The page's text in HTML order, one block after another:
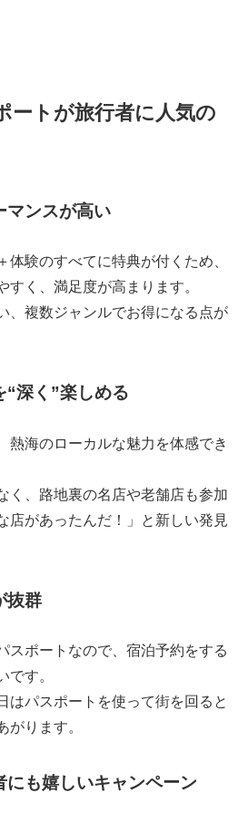
ートが旅行者に人気の
マンスが高い
体験のすべてに特典が付くため、
すく、満足度が高まります。
、複数ジャンルでお得になる点が
“深く”楽しめる
熱海のローカルな魅力を体感でき
く、路地裏の名店や老舗店も参加
店があったんだ！」と新しい発見
抜群
スポートなので、宿泊予約をする
です。
はパスポートを使って街を回ると
がります。
にも嬉しいキャンペーン